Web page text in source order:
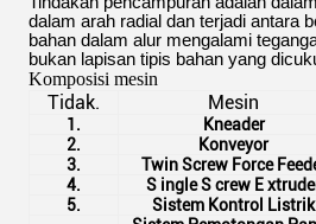
dalam arah radial dan terjadi antara
bahan dalam alur mengalami
bukan lapisan tipis bahan yang
Komposisi mesin
Tidak. Mesin
1. Kneader
2.
Konveyor
3.
Twin Screw Force
4.
S ingleScrew E
5.
Sistem Kontrol Listrik